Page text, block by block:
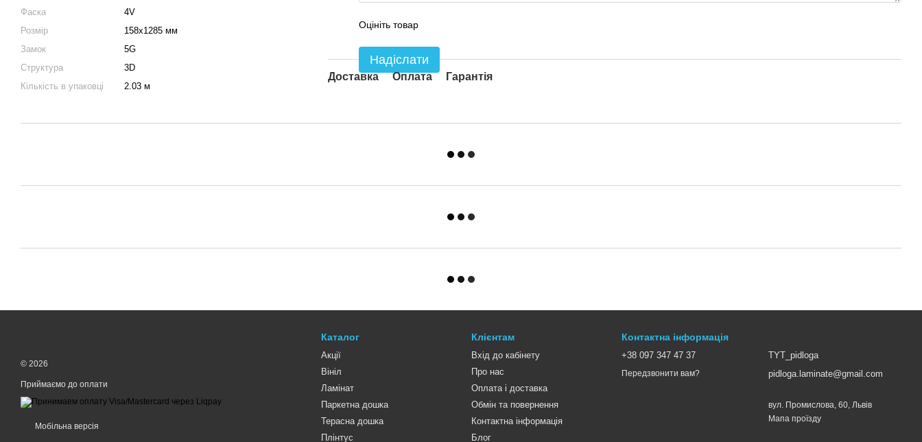
Фаска
4V
Розмір
158х1285 мм
Замок
5G
Структура
3D
Кількість в упаковці
2.03 м
Оцініть товар
Надіслати
Доставка Оплата Гарантія
© 2026
Приймаємо до оплати
Мобільна версія
Каталог
Акції
Вініл
Ламінат
Паркетна дошка
Терасна дошка
Плінтус
Клієнтам
Вхід до кабінету
Про нас
Оплата і доставка
Обмін та повернення
Контактна інформація
Блог
Контактна інформація
+38 097 347 47 37
Передзвонити вам?
TYT_pidloga
pidloga.laminate@gmail.com
вул. Промислова, 60, Львів
Мапа проїзду